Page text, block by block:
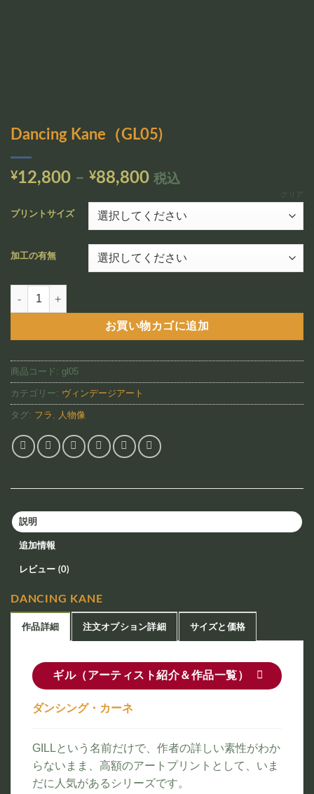
Dancing Kane（GL05)
¥12,800 – ¥88,800価
帯:
¥12,800
–
¥88,800
税込
プリントサイズ
加工の有無
クリア
Dancing Kane（GL05)個
お買い物カゴに追加
商品コード: gl05
カテゴリー: ヴィンデージアート
タグ: フラ 人物像
説明
追加情報
レビュー (0)
DANCING KANE
作品詳細 注文オプション詳細 サイズと価格
ギル（アーティスト紹介＆作品一覧）
ダンシング・カーネ
GILLという名前だけで、作者の詳しい素性がわか
らないまま、高額のアートプリントとして、いま
だに人気があるシリーズです。